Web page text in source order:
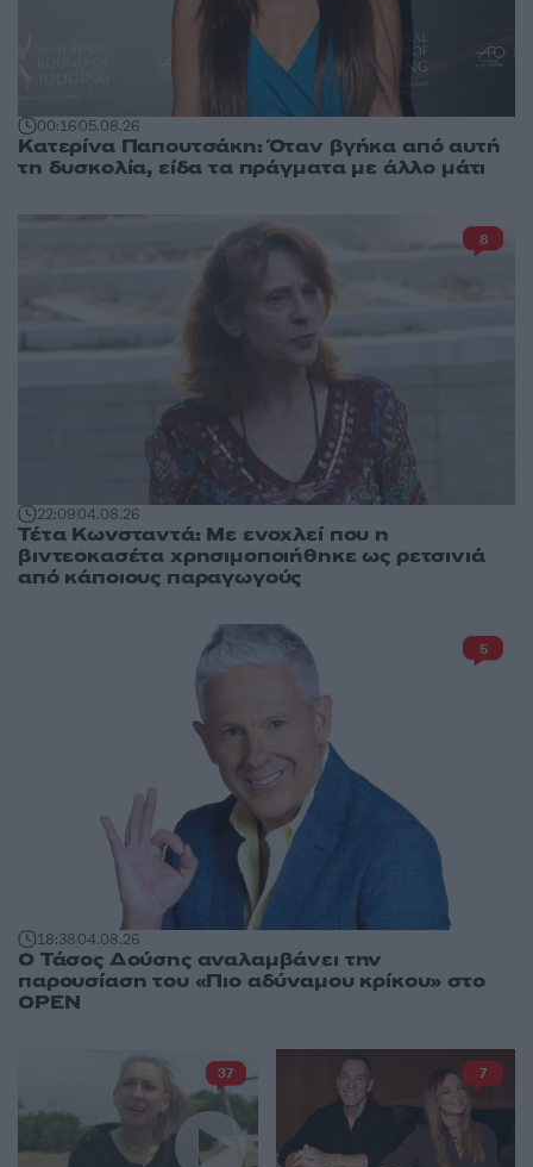
00:1605.08.26
Κατερίνα Παπουτσάκη: Όταν βγήκα από αυτή
τη δυσκολία, είδα τα πράγματα με άλλο μάτι
22:0904.08.26
Τέτα Κωνσταντά: Με ενοχλεί που η
βιντεοκασέτα χρησιμοποιήθηκε ως ρετσινιά
από κάποιους παραγωγούς
8
18:3804.08.26
Ο Τάσος Δούσης αναλαμβάνει την
παρουσίαση του «Πιο αδύναμου κρίκου» στο
OPEN
5
37 7